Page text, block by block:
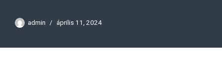
admin április 11, 2024